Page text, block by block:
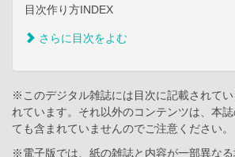
目次作り方INDEX
さらに目次をよむ
※このデジタル雑誌には目次に記載されてい
れています。それ以外のコンテンツは、本
ても含まれていませんのでご注意ください。
※電子版では、紙の雑誌と内容が一部異な